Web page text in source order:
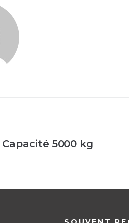
Capacité 5000 kg